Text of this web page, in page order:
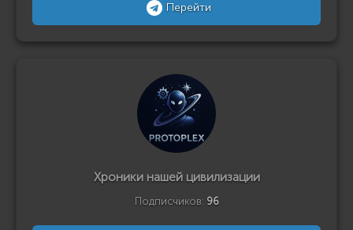
Перейти
Хроники нашей цивилизации
Подписчиков: 96